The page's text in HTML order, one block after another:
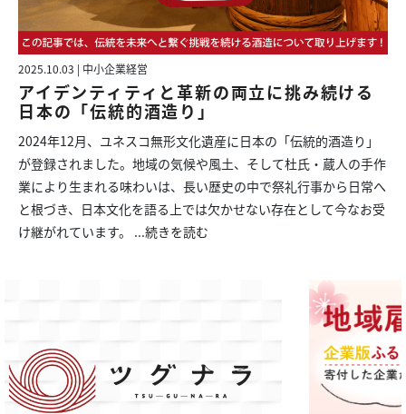
2025.10.03 | 中小企業経営
アイデンティティと革新の両立に挑み続ける
日本の「伝統的酒造り」
2024年12月、ユネスコ無形文化遺産に日本の「伝統的酒造り」
が登録されました。地域の気候や風土、そして杜氏・蔵人の手作
業により生まれる味わいは、長い歴史の中で祭礼行事から日常へ
と根づき、日本文化を語る上では欠かせない存在として今なお受
け継がれています。 ...続きを読む